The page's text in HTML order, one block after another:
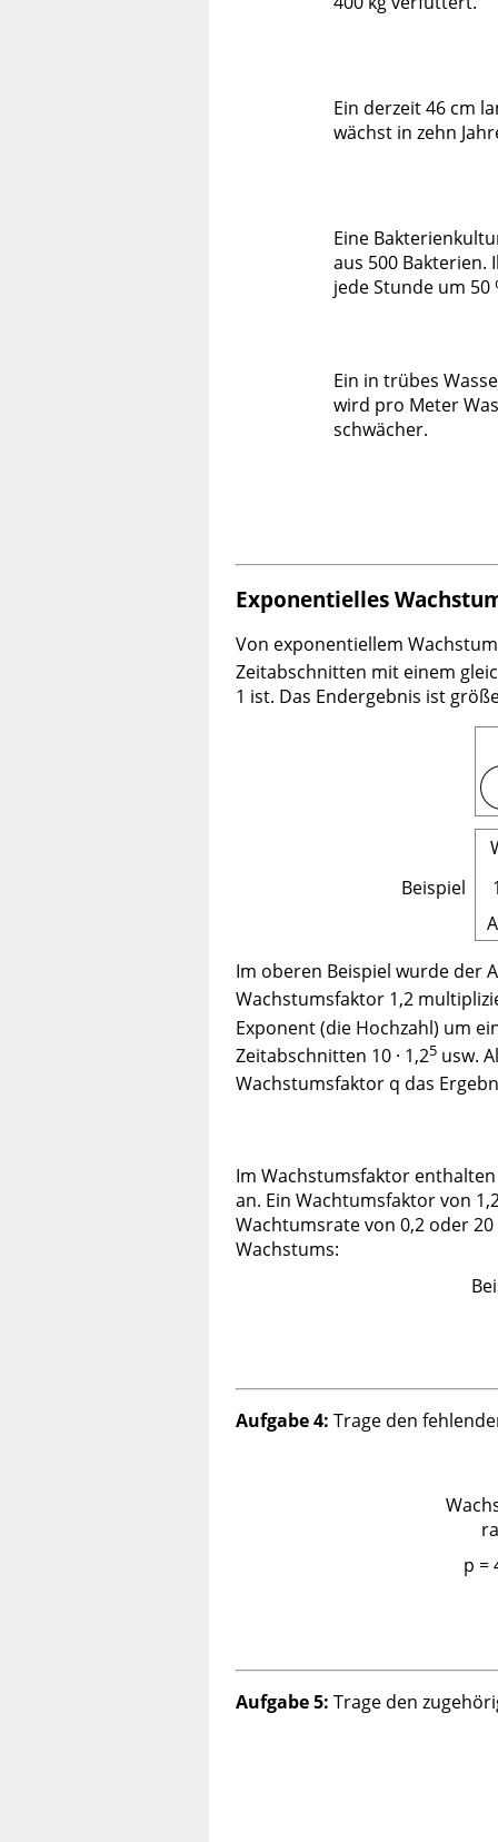
Ein derzeit 46 cm
wächst in zehn
Eine
aus 500 Bakterien.
jede Stunde um 50
Ein in trübes
wird pro Meter
schwächer.
Exponentielles
Von exponentiellem
Zeitabschnitten mit einem
1 ist. Das Endergebnis ist
Beispiel
Im oberen Beispiel wurde der
Wachstumsfaktor 1,2
Exponent (die Hochzahl) um
Zeitabschnitten 10 · 1,25 usw.
Wachstumsfaktor q das
Im Wachstumsfaktor
an. Ein Wachtumsfaktor von
Wachtumsrate von 0,2 oder
Wachstums:
Aufgabe 4: Trage den
p =
Aufgabe 5: Trage den